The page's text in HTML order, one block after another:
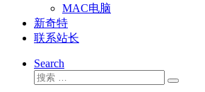
MAC电脑
新奇特
联系站长
Search
搜
搜